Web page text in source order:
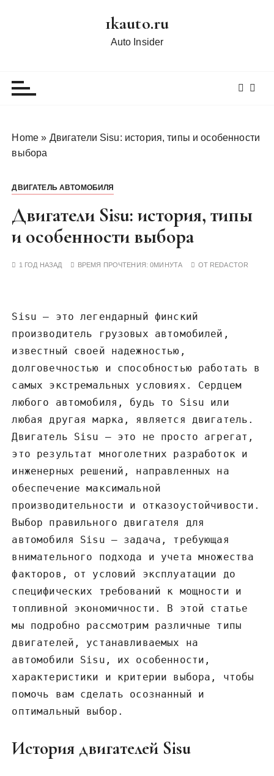
1kauto.ru
Auto Insider
Home » Двигатели Sisu: история, типы и особенности
выбора
ДВИГАТЕЛЬ АВТОМОБИЛЯ
Двигатели Sisu: история, типы
и особенности выбора
1 ГОД НАЗАД ВРЕМЯ ПРОЧТЕНИЯ:0МИНУТА ОТ REDACTOR
Sisu – это легендарный финский
производитель грузовых автомобилей‚
известный своей надежностью‚
долговечностью и способностью работать в
самых экстремальных условиях. Сердцем
любого автомобиля‚ будь то Sisu или
любая другая марка‚ является двигатель.
Двигатель Sisu – это не просто агрегат‚
это результат многолетних разработок и
инженерных решений‚ направленных на
обеспечение максимальной
производительности и отказоустойчивости.
Выбор правильного двигателя для
автомобиля Sisu – задача‚ требующая
внимательного подхода и учета множества
факторов‚ от условий эксплуатации до
специфических требований к мощности и
топливной экономичности. В этой статье
мы подробно рассмотрим различные типы
двигателей‚ устанавливаемых на
автомобили Sisu‚ их особенности‚
характеристики и критерии выбора‚ чтобы
помочь вам сделать осознанный и
оптимальный выбор.
История двигателей Sisu